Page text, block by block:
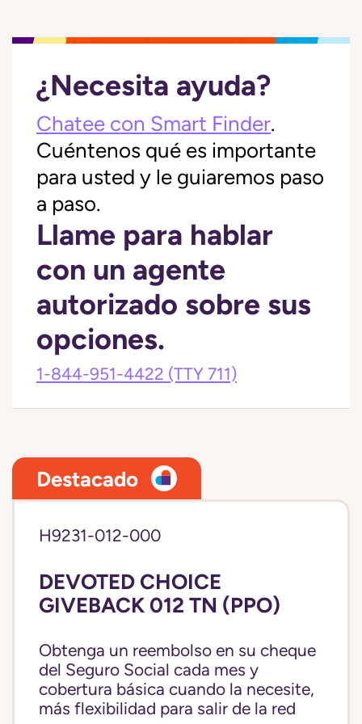
¿Necesita ayuda?
Chatee con Smart Finder.
Cuéntenos qué es importante
para usted y le guiaremos paso
a paso.
Llame para hablar
con un agente
autorizado sobre sus
opciones.
1-844-951-4422 (TTY 711)
Destacado
H9231-012-000
DEVOTED CHOICE
GIVEBACK 012 TN (PPO)
Obtenga un reembolso en su cheque
del Seguro Social cada mes y
cobertura básica cuando la necesite,
más flexibilidad para salir de la red